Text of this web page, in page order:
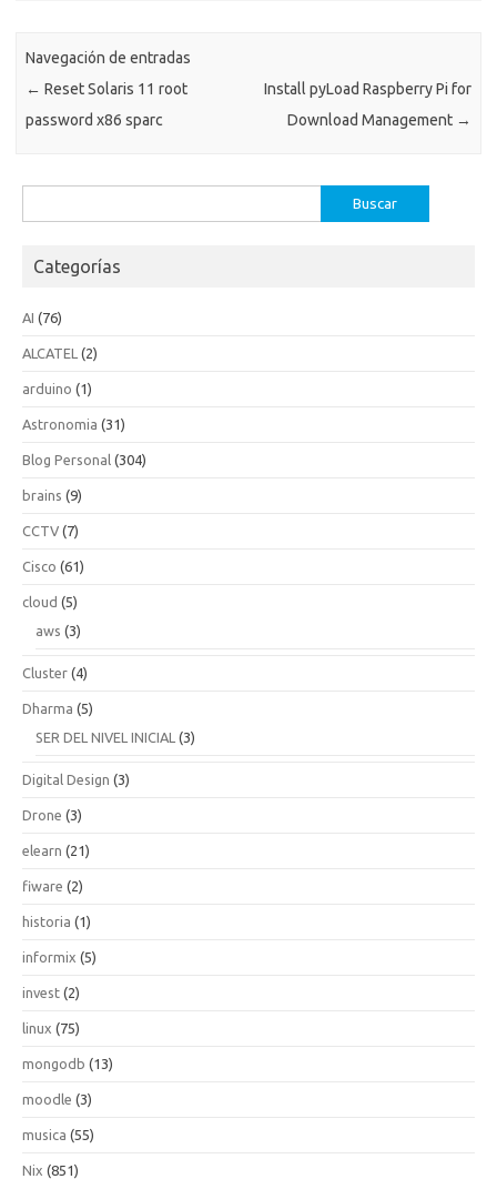
Navegación de entradas
← Reset Solaris 11 root
password x86 sparc
Install pyLoad Raspberry Pi for
Download Management →
Categorías
AI (76)
ALCATEL (2)
arduino (1)
Astronomia (31)
Blog Personal (304)
brains (9)
CCTV (7)
Cisco (61)
cloud (5)
aws (3)
Cluster (4)
Dharma (5)
SER DEL NIVEL INICIAL (3)
Digital Design (3)
Drone (3)
elearn (21)
fiware (2)
historia (1)
informix (5)
invest (2)
linux (75)
mongodb (13)
moodle (3)
musica (55)
Nix (851)